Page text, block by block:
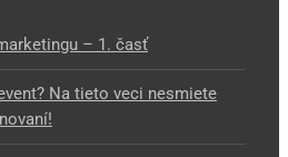
– 1. časť
Na tieto veci nesmiete